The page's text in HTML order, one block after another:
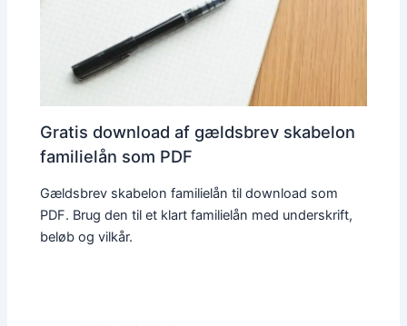
Gratis download af gældsbrev skabelon
familielån som PDF
Gældsbrev skabelon familielån til download som
PDF. Brug den til et klart familielån med underskrift,
beløb og vilkår.